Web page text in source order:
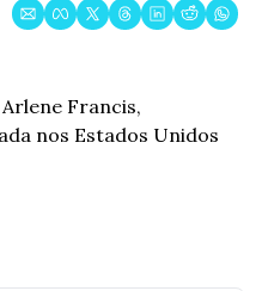
Francis,
nos Estados Unidos